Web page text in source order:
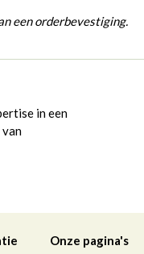
een orderbevestiging.
in een
van
Onze pagina's